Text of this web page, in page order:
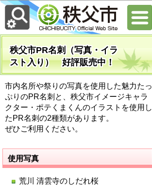
秩父市PR名刺（写真・イラ
スト入り） 好評販売中！
市内名所や祭りの写真を使用した魅力たっ
ぷりのPR名刺と、秩父市イメージキャラ
クター・ポテくまくんのイラストを使用し
たPR名刺の2種類があります。
ぜひご利用ください。
使用写真
荒川 清雲寺のしだれ桜